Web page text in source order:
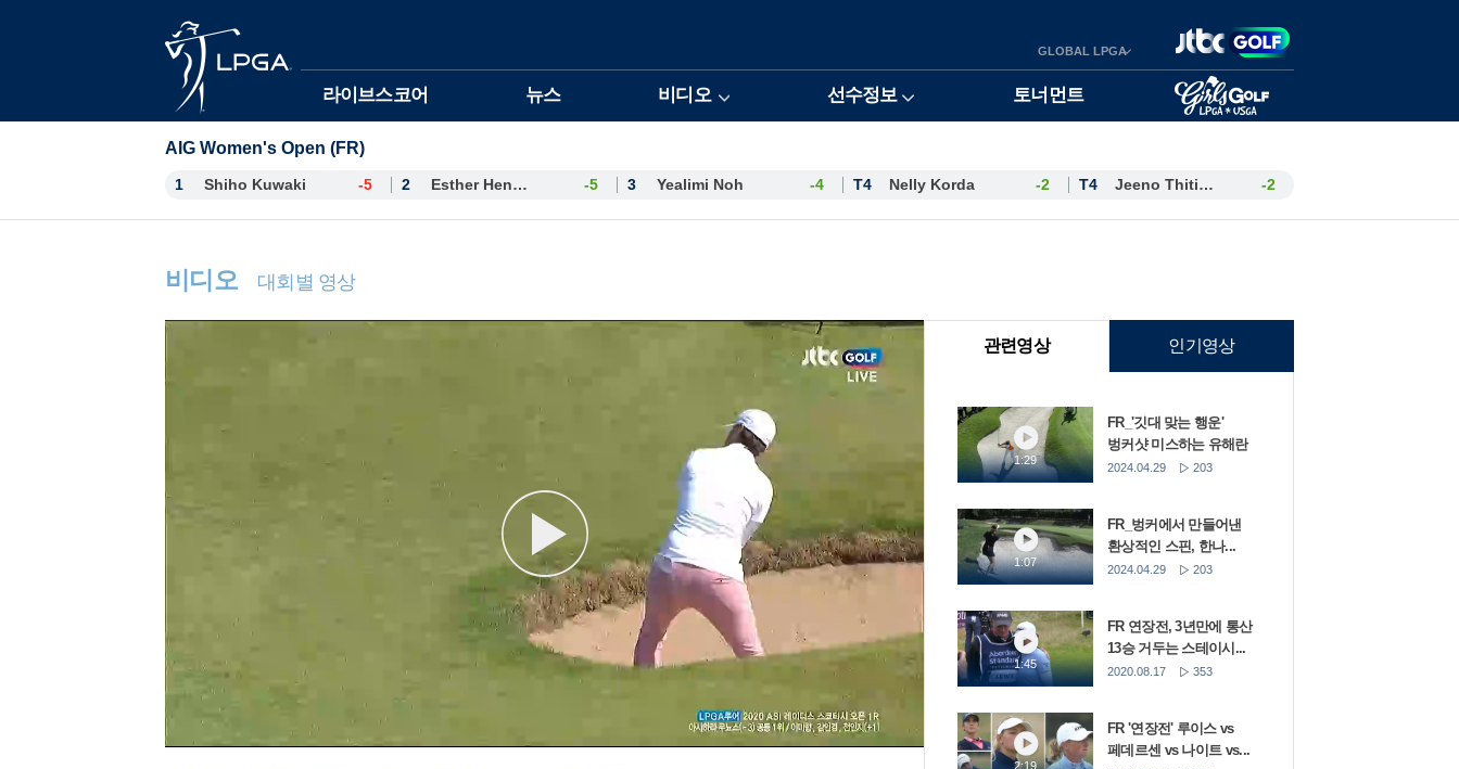
GLOBAL LPGA
라이브스코어 뉴스 비디오 선수정보 토너먼트
AIG Women's Open (FR)
1 Shiho Kuwaki -5 2 Esther Henseleit -5 3 Yealimi Noh -4 T4 Nelly Korda -2 T4 Jeeno Thitikul -2
비디오 대회별 영상
관련영상 인기영상
1:29
FR_'깃대 맞는 행운'
벙커샷 미스하는 유해란
2024.04.29 203
1:07
FR_벙커에서 만들어낸
환상적인 스핀, 한나...
2024.04.29 203
1:45
FR 연장전, 3년만에 통산
13승 거두는 스테이시...
2020.08.17 353
2:19
FR '연장전' 루이스 vs
페데르센 vs 나이트 vs...